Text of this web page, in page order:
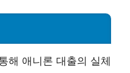
해 애니론 대출의 실체